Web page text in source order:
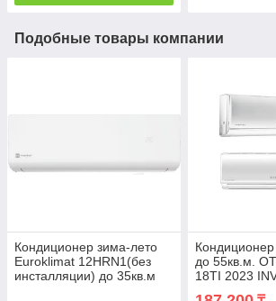
Подобные товары компании
Кондиционер зима-лето
Euroklimat 12HRN1(без
инсталляции) до 35кв.м
Кондиционер
до 55кв.м.
18TI 2023